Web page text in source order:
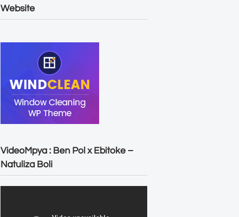
Website
VideoMpya : Ben Pol x Ebitoke –
Natuliza Boli